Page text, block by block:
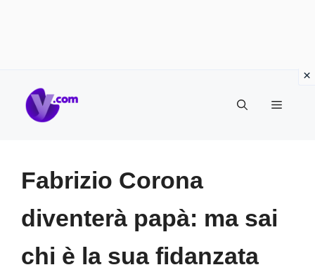
Menu
Fabrizio Corona
diventerà papà: ma sai
chi è la sua fidanzata